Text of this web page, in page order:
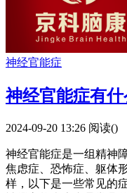
神经官能症
神经官能症有
2024-09-20 13:26 阅读()
神经官能症是一组精神
焦虑症、恐怖症、躯体
样，以下是一些常见的